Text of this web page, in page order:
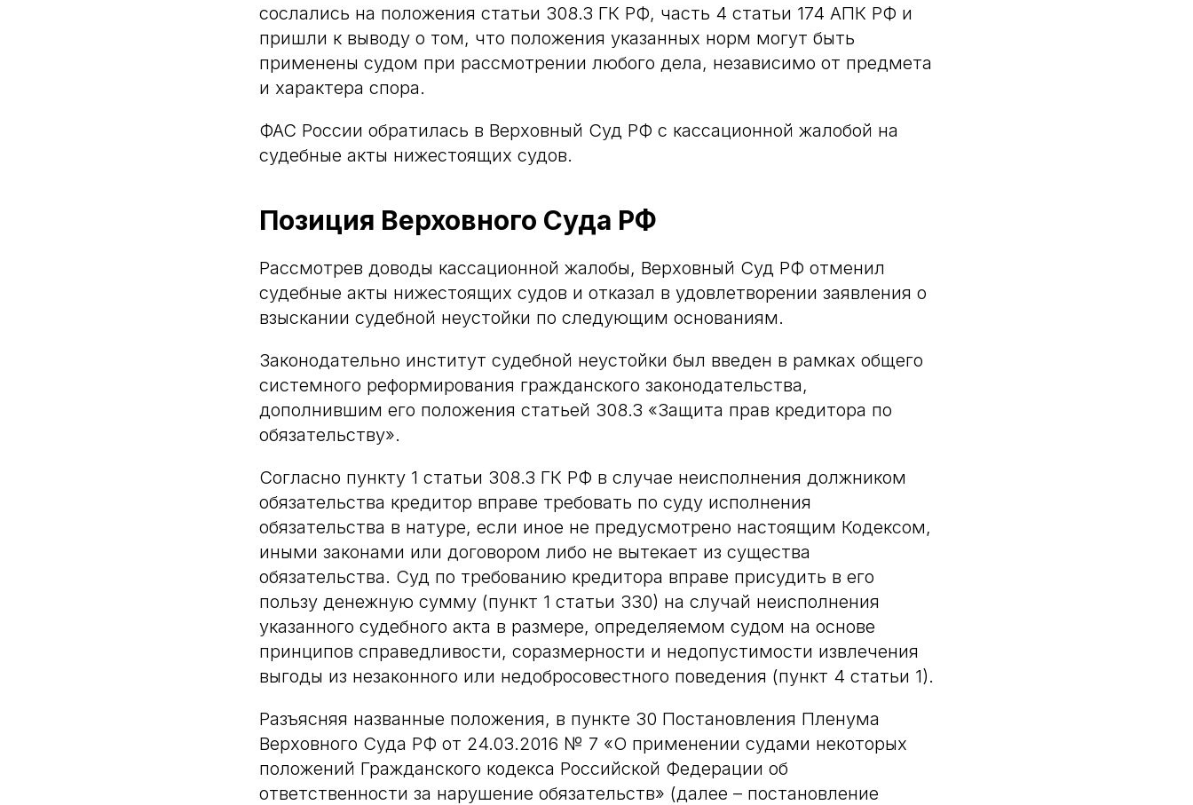
сослались на положения статьи 308.3 ГК РФ, часть 4 статьи 174 АПК РФ и
пришли к выводу о том, что положения указанных норм могут быть
применены судом при рассмотрении любого дела, независимо от предмета
и характера спора.
ФАС России обратилась в Верховный Суд РФ с кассационной жалобой на
судебные акты нижестоящих судов.
Позиция Верховного Суда РФ
Рассмотрев доводы кассационной жалобы, Верховный Суд РФ отменил
судебные акты нижестоящих судов и отказал в удовлетворении заявления о
взыскании судебной неустойки по следующим основаниям.
Законодательно институт судебной неустойки был введен в рамках общего
системного реформирования гражданского законодательства,
дополнившим его положения статьей 308.3 «Защита прав кредитора по
обязательству».
Согласно пункту 1 статьи 308.3 ГК РФ в случае неисполнения должником
обязательства кредитор вправе требовать по суду исполнения
обязательства в натуре, если иное не предусмотрено настоящим Кодексом,
иными законами или договором либо не вытекает из существа
обязательства. Суд по требованию кредитора вправе присудить в его
пользу денежную сумму (пункт 1 статьи 330) на случай неисполнения
указанного судебного акта в размере, определяемом судом на основе
принципов справедливости, соразмерности и недопустимости извлечения
выгоды из незаконного или недобросовестного поведения (пункт 4 статьи 1).
Разъясняя названные положения, в пункте 30 Постановления Пленума
Верховного Суда РФ от 24.03.2016 № 7 «О применении судами некоторых
положений Гражданского кодекса Российской Федерации об
ответственности за нарушение обязательств» (далее – постановление